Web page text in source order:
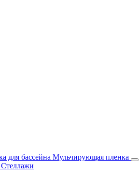
для бассейна Мульчирующая пленка
Стеллажи